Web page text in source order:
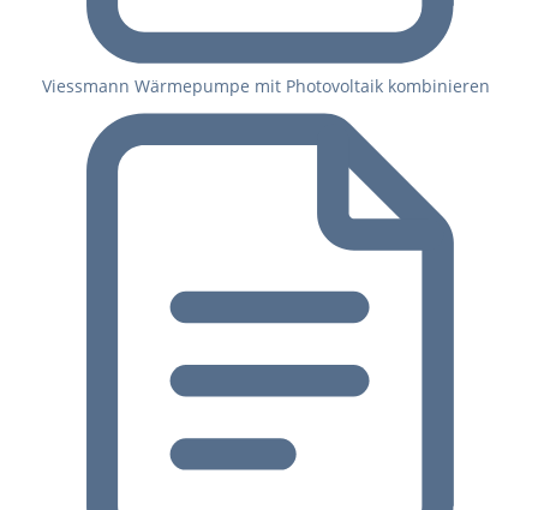
Viessmann Wärmepumpe mit Photovoltaik kombinieren